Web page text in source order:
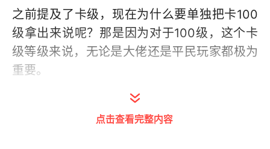
之前提及了卡级，现在为什么要单独把卡100
级拿出来说呢？那是因为对于100级，这个卡
级等级来说，无论是大佬还是平民玩家都极为
重要。
点击查看完整内容